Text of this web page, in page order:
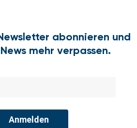
abonnieren und
mehr verpassen.
Anmelden